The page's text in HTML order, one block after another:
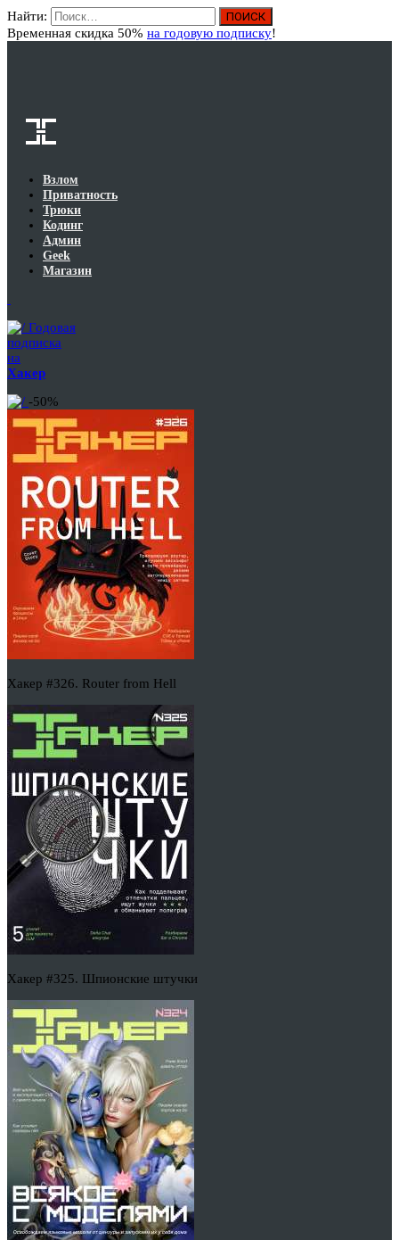
Найти:
Временная скидка 50% на годовую подписку!
Взлом
Приватность
Трюки
Кодинг
Админ
Geek
Магазин
Годовая
подписка
на
Хакер
-50%
Хакер #326. Router from Hell
Хакер #325. Шпионские штучки